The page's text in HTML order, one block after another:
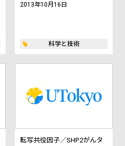
2013年10月16日
科学と技術
転写共役因子／SHP2がんタ